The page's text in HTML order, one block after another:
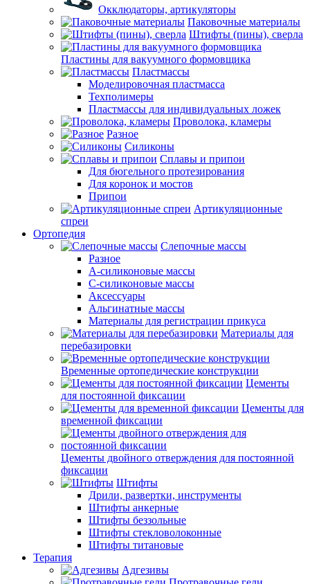
Окклюдаторы, артикуляторы
Паковочные материалы
Штифты (пины), сверла
Пластины для вакуумного формовщика
Пластмассы
Моделировочная пластмасса
Техполимеры
Пластмассы для индивидуальных ложек
Проволока, кламеры
Разное
Силиконы
Сплавы и припои
Для бюгельного протезирования
Для коронок и мостов
Припои
Артикуляционные
спреи
Ортопедия
Слепочные массы
Разное
А-силиконовые массы
С-силиконовые массы
Аксессуары
Альгинатные массы
Материалы для регистрации прикуса
Материалы для
перебазировки
Временные ортопедические конструкции
Цементы
для постоянной фиксации
Цементы для
временной фиксации
Цементы двойного отверждения для постоянной
фиксации
Штифты
Дрили, развертки, инструменты
Штифты анкерные
Штифты беззольные
Штифты стекловолоконные
Штифты титановые
Терапия
Адгезивы